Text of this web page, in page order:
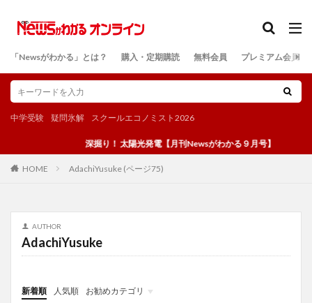
「Newsがわかる」とは？ 購入・定期購読 無料会員 プレミアム会員
中学受験 疑問氷解 スクールエコノミスト2026
深掘り！ 太陽光発電【月刊Newsがわかる９月号】
HOME AdachiYusuke (ページ75)
AUTHOR
AdachiYusuke
新着順 人気順
お勧めカテゴリ
検索